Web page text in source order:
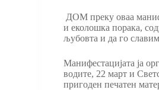
ДОМ преку оваа
и еколошка порака,
љубовта и да го
Манифестацијата ја
водите, 22 март и
пригоден печатен